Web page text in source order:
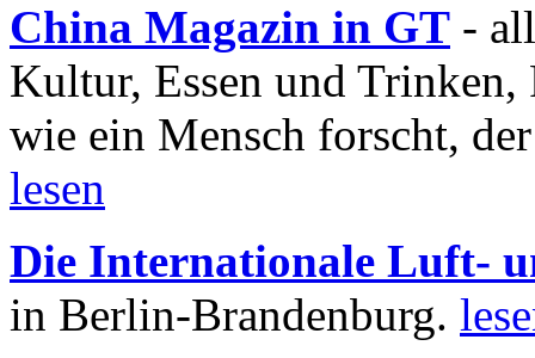
China Magazin in GT -
Kultur, Essen und
wie ein Mensch forscht,
lesen
Die Internationale Luft-
in Berlin-Brandenburg.